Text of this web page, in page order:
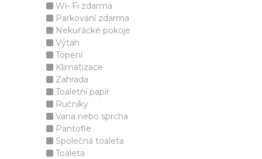
Wi- Fi zdarma
Parkování zdarma
Nekuřácké pokoje
Výtah
Topení
Klimatizace
Zahrada
Toaletní papír
Ručníky
Vana nebo sprcha
Pantofle
Společná toaleta
Toaleta